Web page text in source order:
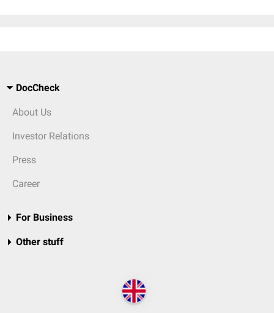
DocCheck
About Us
Investor Relations
Press
Career
For Business
Other stuff